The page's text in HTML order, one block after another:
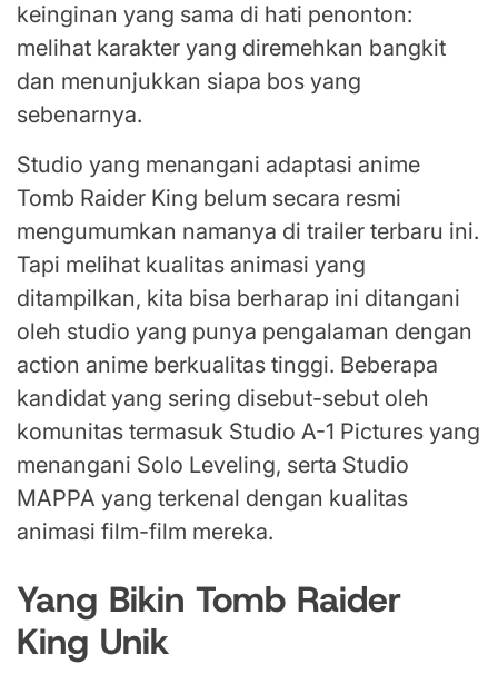
keinginan yang sama di hati penonton:
melihat karakter yang diremehkan bangkit
dan menunjukkan siapa bos yang
sebenarnya.
Studio yang menangani adaptasi anime
Tomb Raider King belum secara resmi
mengumumkan namanya di trailer terbaru ini.
Tapi melihat kualitas animasi yang
ditampilkan, kita bisa berharap ini ditangani
oleh studio yang punya pengalaman dengan
action anime berkualitas tinggi. Beberapa
kandidat yang sering disebut-sebut oleh
komunitas termasuk Studio A-1 Pictures yang
menangani Solo Leveling, serta Studio
MAPPA yang terkenal dengan kualitas
animasi film-film mereka.
Yang Bikin Tomb Raider
King Unik